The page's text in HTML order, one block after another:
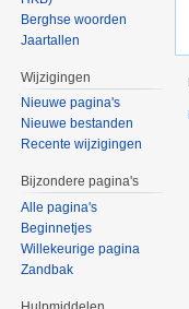
Berghse woorden
Jaartallen
Wijzigingen
Nieuwe pagina's
Nieuwe bestanden
Recente wijzigingen
Bijzondere pagina's
Alle pagina's
Beginnetjes
Willekeurige pagina
Zandbak